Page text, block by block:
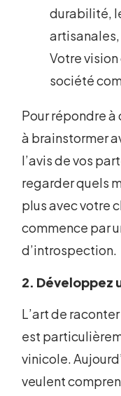
durabilité,
artisanales,
Votre vision
société
Pour répondre à
à brainstormer
l’avis de vos
regarder quels
plus avec votre
commence par
d’introspection.
2. Développez
L’art de
est
vinicole.
veulent